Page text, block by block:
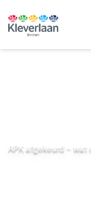
APK afgekeurd – wat